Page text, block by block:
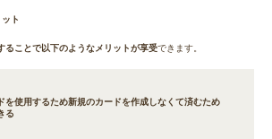
ト
ることで以下のようなメリットが享受できます。
を使用するため新規のカードを作成しなくて済むため
る